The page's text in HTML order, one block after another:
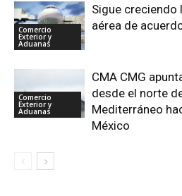
Comercio
Exterior y
Aduanas
Sigue creciendo
aérea de
Comercio
Exterior y
Aduanas
CMA CMG
desde el norte
Mediterráneo
México